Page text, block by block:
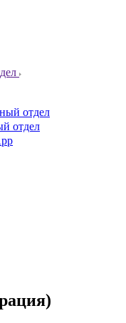
отдел
отдел